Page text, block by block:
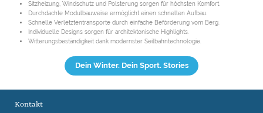
Sitzheizung, Windschutz und Polsterung sorgen für höchsten Komfort.
Durchdachte Modulbauweise ermöglicht einen schnellen Aufbau.
Schnelle Verletztentransporte durch einfache Beförderung vom Berg.
Individuelle Designs sorgen für architektonische Highlights.
Witterungsbeständigkeit dank modernster Seilbahntechnologie.
Dein Winter. Dein Sport. Stories
Kontakt